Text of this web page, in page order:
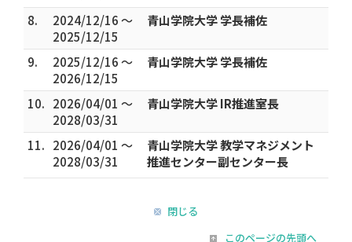
8.
2024/12/16 ～
2025/12/15
青山学院大学 学長補佐
9.
2025/12/16 ～
2026/12/15
青山学院大学 学長補佐
10. 2026/04/01 ～
2028/03/31
青山学院大学 IR推進室長
11. 2026/04/01 ～
2028/03/31
青山学院大学 教学マネジメント
推進センター副センター長
閉じる
このページの先頭へ